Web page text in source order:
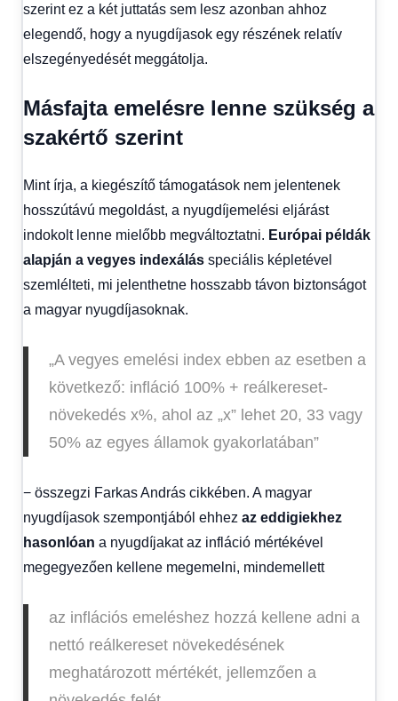
szerint ez a két juttatás sem lesz azonban ahhoz
elegendő, hogy a nyugdíjasok egy részének relatív
elszegényedését meggátolja.
Másfajta emelésre lenne szükség a
szakértő szerint
Mint írja, a kiegészítő támogatások nem jelentenek
hosszútávú megoldást, a nyugdíjemelési eljárást
indokolt lenne mielőbb megváltoztatni. Európai példák
alapján a vegyes indexálás speciális képletével
szemlélteti, mi jelenthetne hosszabb távon biztonságot
a magyar nyugdíjasoknak.
„A vegyes emelési index ebben az esetben a
következő: infláció 100% + reálkereset-
növekedés x%, ahol az „x” lehet 20, 33 vagy
50% az egyes államok gyakorlatában”
− összegzi Farkas András cikkében. A magyar
nyugdíjasok szempontjából ehhez az eddigiekhez
hasonlóan a nyugdíjakat az infláció mértékével
megegyezően kellene megemelni, mindemellett
az inflációs emeléshez hozzá kellene adni a
nettó reálkereset növekedésének
meghatározott mértékét, jellemzően a